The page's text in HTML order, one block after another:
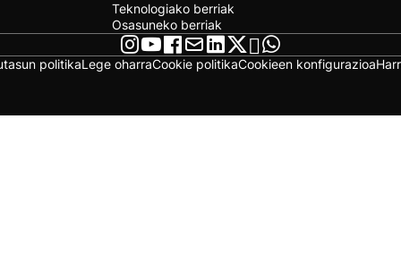
Teknologiako berriak
Osasuneko berriak
politikaLege oharraCookie politikaCookieen konfigurazioa